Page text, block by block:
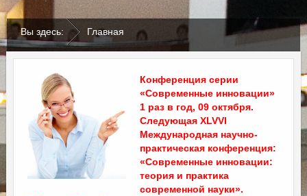
Вы здесь: Главная
Конференция серии
«Современные инновации»
1 раз в год, 09 октября.
Следующая XLVVI
Международная научно-
практическая конференция:
«Современные инновации:
теория и практика
современной науки».